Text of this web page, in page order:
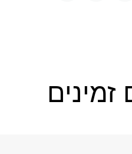
זמינים